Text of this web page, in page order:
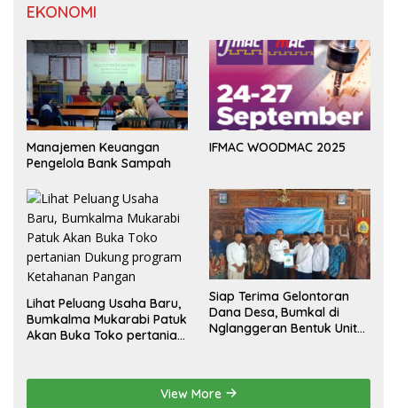
EKONOMI
Manajemen Keuangan
Pengelola Bank Sampah
IFMAC WOODMAC 2025
Lihat Peluang Usaha Baru,
Bumkalma Mukarabi Patuk
Akan Buka Toko pertanian
Siap Terima Gelontoran
Dana Desa, Bumkal di
Nglanggeran Bentuk Unit
View More